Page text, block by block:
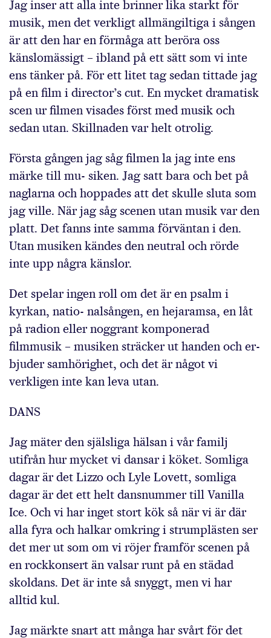
Jag inser att alla inte brinner lika starkt för
musik, men det verkligt allmängiltiga i sången
är att den har en förmåga att beröra oss
känslomässigt – ibland på ett sätt som vi inte
ens tänker på. För ett litet tag sedan tittade jag
på en film i director’s cut. En mycket dramatisk
scen ur filmen visades först med musik och
sedan utan. Skillnaden var helt otrolig.
Första gången jag såg filmen la jag inte ens
märke till mu- siken. Jag satt bara och bet på
naglarna och hoppades att det skulle sluta som
jag ville. När jag såg scenen utan musik var den
platt. Det fanns inte samma förväntan i den.
Utan musiken kändes den neutral och rörde
inte upp några känslor.
Det spelar ingen roll om det är en psalm i
kyrkan, natio- nalsången, en hejaramsa, en låt
på radion eller noggrant komponerad
filmmusik – musiken sträcker ut handen och er-
bjuder samhörighet, och det är något vi
verkligen inte kan leva utan.
DANS
Jag mäter den själsliga hälsan i vår familj
utifrån hur mycket vi dansar i köket. Somliga
dagar är det Lizzo och Lyle Lovett, somliga
dagar är det ett helt dansnummer till Vanilla
Ice. Och vi har inget stort kök så när vi är där
alla fyra och halkar omkring i strumplästen ser
det mer ut som om vi röjer framför scenen på
en rockkonsert än valsar runt på en städad
skoldans. Det är inte så snyggt, men vi har
alltid kul.
Jag märkte snart att många har svårt för det